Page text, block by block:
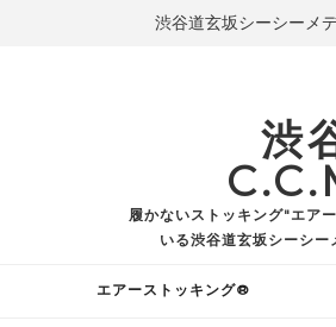
渋
履かないストッキング"エア
いる渋谷道玄坂シーシー
エアーストッキング®
渋谷道玄坂シーシーメ